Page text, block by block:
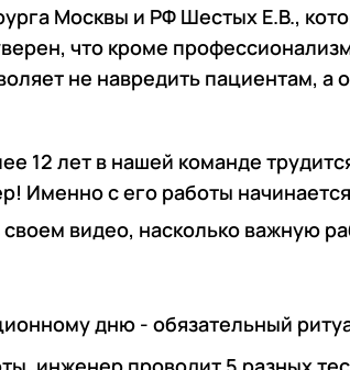
витрэктомия
век у
Москвы и РФ Шестых Е.В.,
что кроме
не навредить пациентам,
12 лет в нашей команде
Именно с его работы
видео, насколько важную
дню - обязательный